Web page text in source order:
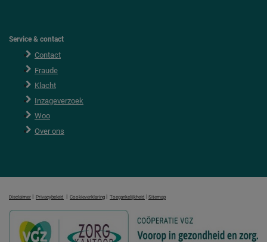
Service & contact
Contact
Fraude
Klacht
Inzageverzoek
Woo
Over ons
Disclaimer | Privacybeleid | Cookieverklaring | Toegankelijkheid | Sitemap